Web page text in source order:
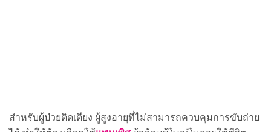
สำหรับผู้ป่วยติดเตียง ผู้สูงอายุที่ไม่สามารถควบคุมการขับถ่าย